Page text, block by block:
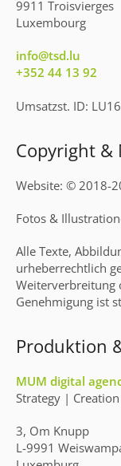
9911 Troisvierges
Luxembourg
info@tsd.lu
+352 44 13 92
Umsatzst. ID:
Copyright &
Website: © 2018-
Fotos &
Alle Texte,
urheberrechtlich
Weiterverbreitung
Genehmigung ist
Produktion
MUM digital
Strategy |
3, Om Knupp
L-9991